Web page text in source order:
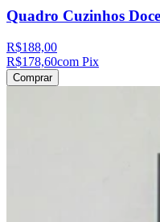
Quadro Cuzinhos
R$188,00
R$178,60com Pix
Comprar